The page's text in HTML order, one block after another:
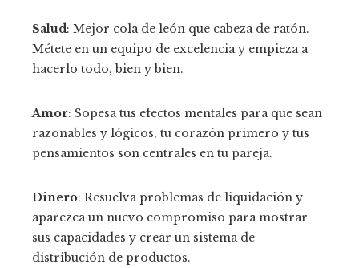
Salud: Mejor cola de león que cabeza de ratón.
Métete en un equipo de excelencia y empieza a
hacerlo todo, bien y bien.
Amor: Sopesa tus efectos mentales para que sean
razonables y lógicos, tu corazón primero y tus
pensamientos son centrales en tu pareja.
Dinero: Resuelva problemas de liquidación y
aparezca un nuevo compromiso para mostrar
sus capacidades y crear un sistema de
distribución de productos.